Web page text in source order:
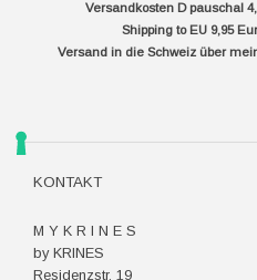
Versandkosten D pauschal
Shipping to EU 9,95
Versand in die Schweiz über
KONTAKT
M Y K R I N E S
by KRINES
Residenzstr. 19